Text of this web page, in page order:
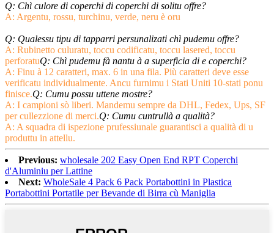
Q: Chì culore di coperchi di coperchi di solitu offre?
A: Argentu, rossu, turchinu, verde, neru è oru
Q: Qualessu tipu di tapparri persunalizati chì pudemu offre?
A: Rubinetto culuratu, toccu codificatu, toccu lasered, toccu
perforatuQ: Chì pudemu fà nantu à a superficia di e coperchi?
A: Finu à 12 caratteri, max. 6 in una fila. Più caratteri deve esse
verificatu individualmente. Ancu furnimu i Stati Uniti 10-stati ponu
finisce.Q: Cumu possu uttene mostre?
A: I campioni sò liberi. Mandemu sempre da DHL, Fedex, Ups, SF
per cullezzione di merci.Q: Cumu cuntrullà a qualità?
A: A squadra di ispezione prufessiunale guarantisci a qualità di u
produttu in attellu.
Previous: wholesale 202 Easy Open End RPT Coperchi
d'Aluminiu per Lattine
Next: WholeSale 4 Pack 6 Pack Portabottini in Plastica
Portabottini Portatile per Bevande di Birra cù Maniglia